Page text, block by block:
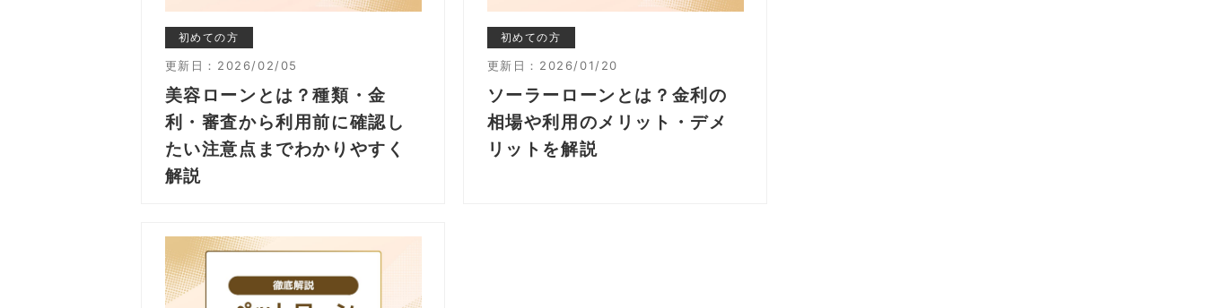
初めての方
更新日： 2026/02/05
美容ローンとは？種類・金
利・審査から利用前に確認し
たい注意点までわかりやすく
解説
初めての方
更新日： 2026/01/20
ソーラーローンとは？金利の
相場や利用のメリット・デメ
リットを解説